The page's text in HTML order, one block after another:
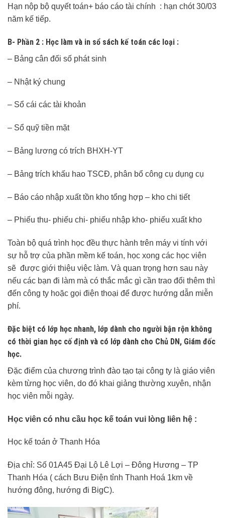
Hạn nộp bộ quyết toán+ báo cáo tài chính : hạn chót 30/03
năm kế tiếp.
B- Phần 2 : Học làm và in sổ sách kế toán các loại :
– Bảng cân đối số phát sinh
– Nhật ký chung
– Sổ cái các tài khoản
– Sổ quỹ tiền mặt
– Bảng lương có trích BHXH-YT
– Bảng trích khấu hao TSCĐ, phân bổ công cụ dụng cụ
– Báo cáo nhập xuất tồn kho tổng hợp – kho chi tiết
– Phiếu thu- phiếu chi- phiếu nhập kho- phiếu xuất kho
Toàn bộ quá trình học đều thực hành trên máy vi tính với
sự hỗ trợ của phần mềm kế toán, học xong các học viên
sẽ được giới thiệu việc làm. Và quan trọng hơn sau này
nếu các bạn đi làm mà có thắc mắc gì cần trao đổi thêm thì
đến công ty hoặc gọi điện thoại để được hướng dẫn miễn
phí.
Đặc biệt có lớp học nhanh, lớp dành cho người bận rộn không
có thời gian học cố định và có lớp dành cho Chủ DN, Giám đốc
học.
Đặc điểm của chương trình đào tạo tại công ty là giáo viên
kèm từng học viên, do đó khai giảng thường xuyên, nhận
học viên mỗi ngày.
Học viên có nhu cầu học kế toán vui lòng liên hệ :
Học kế toán ở Thanh Hóa
Địa chỉ: Số 01A45 Đại Lộ Lê Lợi – Đông Hương – TP
Thanh Hóa ( cách Bưu Điện tỉnh Thanh Hoá 1km về
hướng đông, hướng đi BigC).